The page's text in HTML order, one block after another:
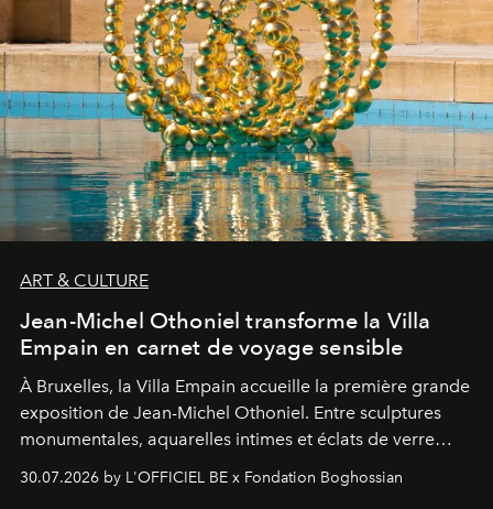
ART & CULTURE
Jean-Michel Othoniel transforme la Villa
Empain en carnet de voyage sensible
À Bruxelles, la Villa Empain accueille la première grande
exposition de Jean-Michel Othoniel. Entre sculptures
monumentales, aquarelles intimes et éclats de verre
soufflé, l’artiste français compose un itinéraire
émotionnel où chaque œuvre devient le souvenir
30.07.2026 by L'OFFICIEL BE x Fondation Boghossian